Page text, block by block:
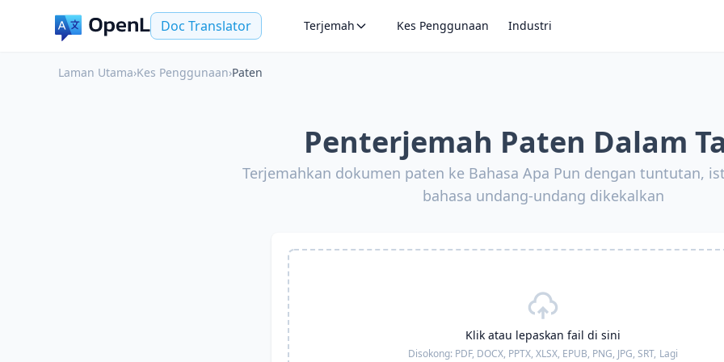
Doc Translator Terjemah Kes Penggunaan Industri
Laman Utama›Kes Penggunaan›Paten
Penterjemah Paten Dalam
Terjemahkan dokumen paten ke Bahasa Apa Pun dengan tuntutan,
bahasa undang-undang dikekalkan
Klik atau lepaskan fail di sini
Disokong: PDF, DOCX, PPTX, XLSX, EPUB, PNG, JPG, SRT, Lagi